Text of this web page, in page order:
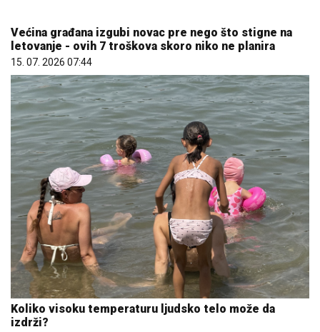
Većina građana izgubi novac pre nego što stigne na
letovanje - ovih 7 troškova skoro niko ne planira
15. 07. 2026 07:44
Koliko visoku temperaturu ljudsko telo može da
izdrži?